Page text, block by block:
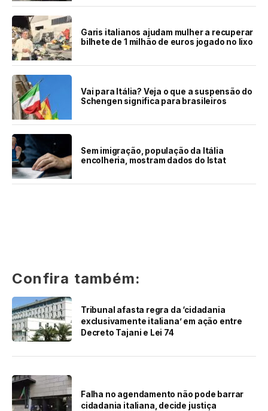
Garis italianos ajudam mulher a recuperar
bilhete de 1 milhão de euros jogado no lixo
Vai para Itália? Veja o que a suspensão do
Schengen significa para brasileiros
Sem imigração, população da Itália
encolheria, mostram dados do Istat
Confira também:
Tribunal afasta regra da ‘cidadania
exclusivamente italiana’ em ação entre
Decreto Tajani e Lei 74
Falha no agendamento não pode barrar
cidadania italiana, decide justiça